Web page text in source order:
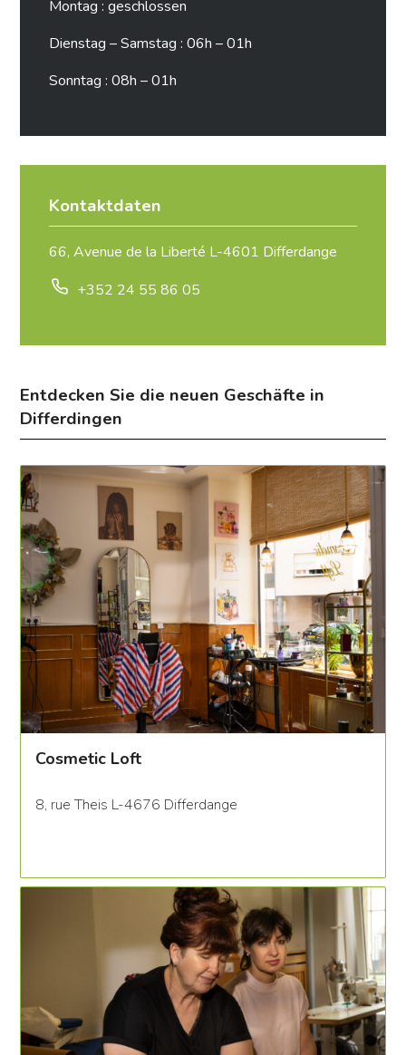
Montag : geschlossen
Dienstag – Samstag : 06h – 01h
Sonntag : 08h – 01h
Kontaktdaten
66, Avenue de la Liberté L-4601 Differdange
+352 24 55 86 05
Entdecken Sie die neuen Geschäfte in
Differdingen
Cosmetic Loft
8, rue Theis L-4676 Differdange